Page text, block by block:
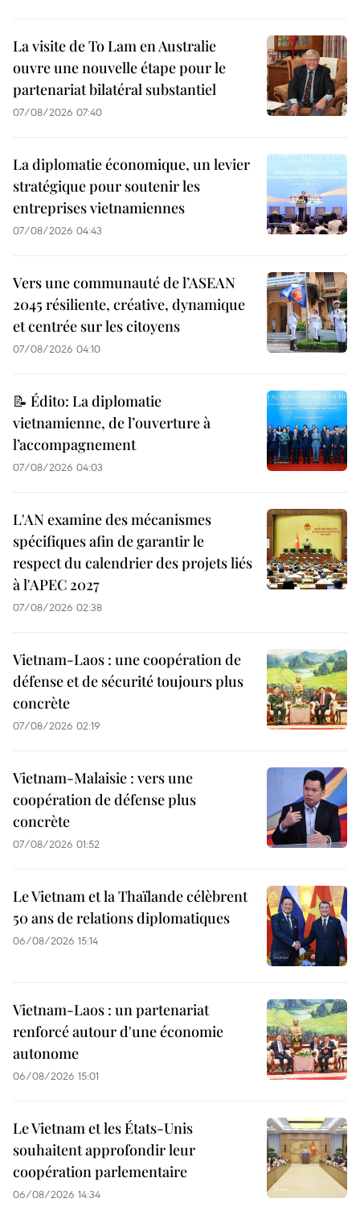
La visite de To Lam en Australie
ouvre une nouvelle étape pour le
partenariat bilatéral substantiel
07/08/2026 07:40
La diplomatie économique, un levier
stratégique pour soutenir les
entreprises vietnamiennes
07/08/2026 04:43
Vers une communauté de l’ASEAN
2045 résiliente, créative, dynamique
et centrée sur les citoyens
07/08/2026 04:10
📝 Édito: La diplomatie
vietnamienne, de l’ouverture à
l’accompagnement
07/08/2026 04:03
L'AN examine des mécanismes
spécifiques afin de garantir le
respect du calendrier des projets liés
à l'APEC 2027
07/08/2026 02:38
Vietnam-Laos : une coopération de
défense et de sécurité toujours plus
concrète
07/08/2026 02:19
Vietnam-Malaisie : vers une
coopération de défense plus
concrète
07/08/2026 01:52
Le Vietnam et la Thaïlande célèbrent
50 ans de relations diplomatiques
06/08/2026 15:14
Vietnam-Laos : un partenariat
renforcé autour d'une économie
autonome
06/08/2026 15:01
Le Vietnam et les États-Unis
souhaitent approfondir leur
coopération parlementaire
06/08/2026 14:34